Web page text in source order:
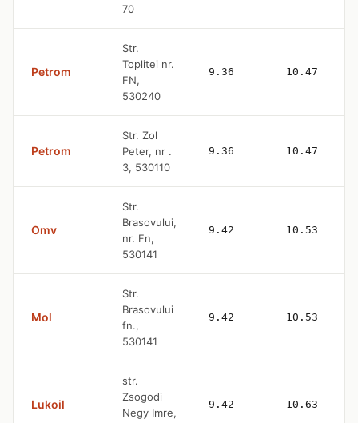
70
Petrom
Str.
Toplitei nr.
FN,
530240
9.36 10.47
Petrom
Str. Zol
Peter, nr .
3, 530110
9.36 10.47
Omv
Str.
Brasovului,
nr. Fn,
530141
9.42 10.53
Mol
Str.
Brasovului
fn.,
530141
9.42 10.53
Lukoil
str.
Zsogodi
Negy Imre,
9.42 10.63